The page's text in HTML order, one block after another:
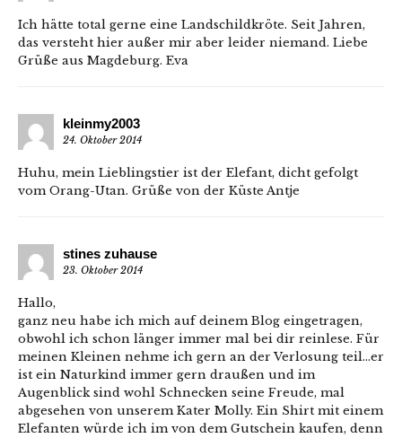
Ich hätte total gerne eine Landschildkröte. Seit Jahren,
das versteht hier außer mir aber leider niemand. Liebe
Grüße aus Magdeburg. Eva
kleinmy2003
24. Oktober 2014
Huhu, mein Lieblingstier ist der Elefant, dicht gefolgt
vom Orang-Utan. Grüße von der Küste Antje
stines zuhause
23. Oktober 2014
Hallo,
ganz neu habe ich mich auf deinem Blog eingetragen,
obwohl ich schon länger immer mal bei dir reinlese. Für
meinen Kleinen nehme ich gern an der Verlosung teil…er
ist ein Naturkind immer gern draußen und im
Augenblick sind wohl Schnecken seine Freude, mal
abgesehen von unserem Kater Molly. Ein Shirt mit einem
Elefanten würde ich im von dem Gutschein kaufen, denn